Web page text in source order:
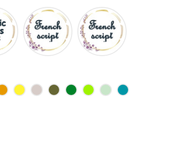
Comic
sans
ms
French
script
Jaune
d'or
jauneFicelleKaki Vert
bouteille
Anis Vert
d'eau
Turquoise